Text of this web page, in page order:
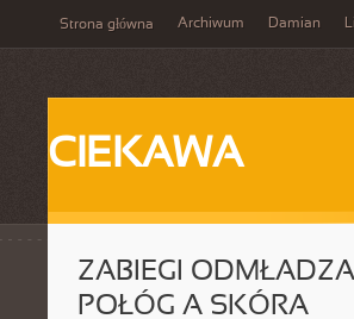
Strona główna Archiwum Damian
CIEKAWA
ZABIEGI
POŁÓG A SKÓRA